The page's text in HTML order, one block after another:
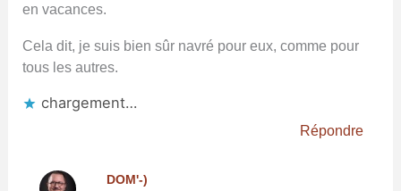
en vacances.
Cela dit, je suis bien sûr navré pour eux, comme pour
tous les autres.
chargement…
Répondre
DOM'-)